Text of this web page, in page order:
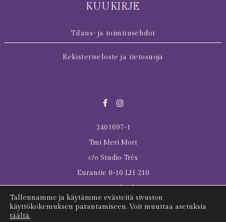
KUUKIRJE
Tilaus- ja toimitusehdot
Rekisteriseloste ja tietosuoja
2401697-1
Tmi Meri Mort
c/o Studio Très
Eurantie 8-10 LH 210
00550 Helsinki
© 2026 All rights reserved Meri Mort
Tallennamme ja käytämme evästeitä sivuston
käyttökokemuksen parantamiseen. Voit muuttaa asetuksia
täältä.